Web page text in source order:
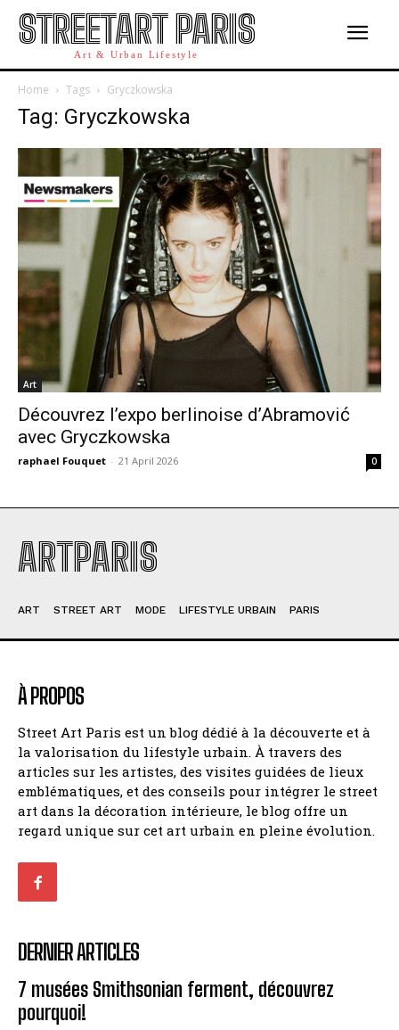
STREETART PARIS
Art & Urban Lifestyle
Home Tags Gryczkowska
Tag: Gryczkowska
Art
Découvrez l’expo berlinoise d’Abramović
avec Gryczkowska
raphael Fouquet - 21 April 2026 0
ARTPARIS
ART STREET ART MODE LIFESTYLE URBAIN PARIS
À PROPOS
Street Art Paris est un blog dédié à la découverte et à
la valorisation du lifestyle urbain. À travers des
articles sur les artistes, des visites guidées de lieux
emblématiques, et des conseils pour intégrer le street
art dans la décoration intérieure, le blog offre un
regard unique sur cet art urbain en pleine évolution.
DERNIER ARTICLES
7 musées Smithsonian ferment, découvrez
pourquoi!